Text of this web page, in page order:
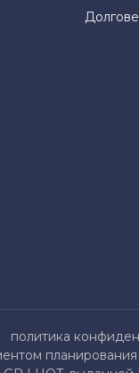
политика